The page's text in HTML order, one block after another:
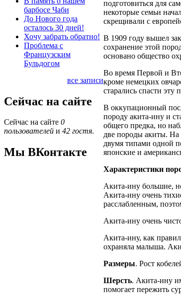
барбосе Чаби
До Нового года
осталось 30 дней!
Хочу забрать обратно!
Проблема с
Французским
Бульдогом
все записи
Сейчас на сайте
Сейчас на сайте 0
пользователей и 42 гостя.
Мы ВКонтакте
подготовиться для
некоторые семьи
скрещивали с
В 1909 году вышел
сохранение этой
основано общество
Во время Первой и
кроме немецких
старались спасти эту
В оккупационный
породу акита-ину и
общего предка, но
две породы акиты. На
двумя типами одной
японские и
Характеристики
Акита-ину большие,
Акита-ину очень
расслабленным,
Акита-ину очень
Акита-ину, как
охраняла малыша.
Размеры. Рост
Шерсть. Акита-ину
помогает пережить